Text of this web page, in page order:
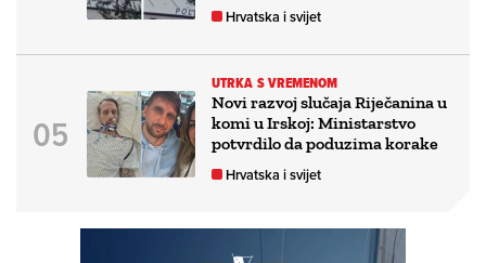
Hrvatska i svijet
UTRKA S VREMENOM
Novi razvoj slučaja Riječanina u
komi u Irskoj: Ministarstvo
potvrdilo da poduzima korake
Hrvatska i svijet